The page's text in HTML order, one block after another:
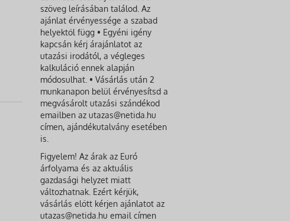
szöveg leírásában találod. Az
ajánlat érvényessége a szabad
helyektől függ • Egyéni igény
kapcsán kérj árajánlatot az
utazási irodától, a végleges
kalkuláció ennek alapján
módosulhat. • Vásárlás után 2
munkanapon belül érvényesítsd a
megvásárolt utazási szándékod
emailben az utazas@netida.hu
címen, ajándékutalvány esetében
is.
Figyelem! Az árak az Euró
árfolyama és az aktuális
gazdasági helyzet miatt
változhatnak. Ezért kérjük,
vásárlás előtt kérjen ajánlatot az
utazas@netida.hu email címen